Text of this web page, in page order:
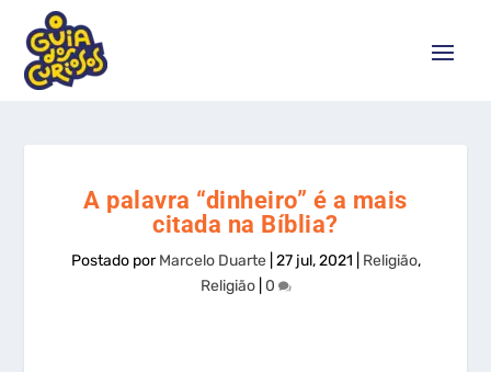
A palavra “dinheiro” é a mais
citada na Bíblia?
Postado porMarcelo Duarte| 27 jul, 2021 Religião,
Religião| 0